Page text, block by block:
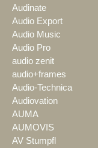
Audinate
Audio Export
Audio Music
Audio Pro
audio zenit
audio+frames
Audio-Technica
Audiovation
AUMA
AUMOVIS
AV Stumpfl